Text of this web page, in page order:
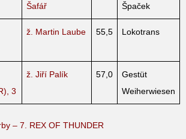
Šafář
Špaček
ž. Martin Laube 55,5 Lokotrans
3
ž. Jiří Palík 57,0
Gestüt
Weiherwiesen
– 7. REX OF THUNDER